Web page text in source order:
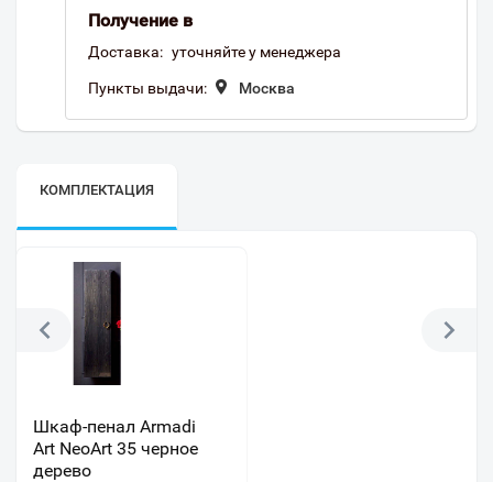
Получение в
Доставка: уточняйте у менеджера
Пункты выдачи: Москва
КОМПЛЕКТАЦИЯ
Шкаф-пенал Armadi
Art NeoArt 35 черное
дерево